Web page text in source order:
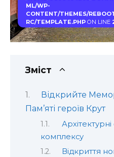
ML/WP-
CONTENT/THEMES/
RC/TEMPLATE.PHPON LINE
Зміст
Відкрийте
Пам’яті героїв Крут
комплексу
Відкриття